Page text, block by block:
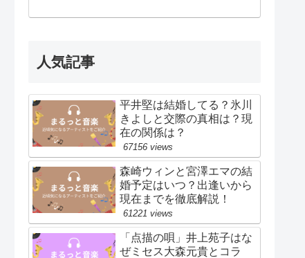
人気記事
平井堅は結婚してる？氷川
きよしと交際の真相は？現
在の関係は？
67156 views
森崎ウィンと宮澤エマの結
婚予定はいつ？出逢いから
現在までを徹底解説！
61221 views
「点描の唄」井上苑子はな
ぜミセス大森元貴とコラ